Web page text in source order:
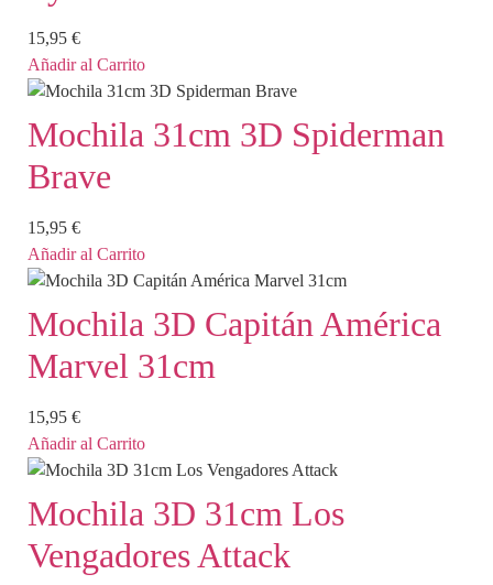
15,95 €
Añadir al Carrito
Mochila 31cm 3D Spiderman
Brave
15,95 €
Añadir al Carrito
Mochila 3D Capitán América
Marvel 31cm
15,95 €
Añadir al Carrito
Mochila 3D 31cm Los
Vengadores Attack